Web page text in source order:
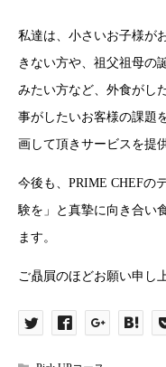
私達は、小さいお子様が
きない方や、祖父祖母の
みたい方など、外食がし
事がしたいお客様の課題
画して頂きサービスを提
今後も、PRIME CHEFの
験を」と真摯に向き合い
ます。
ご贔屓のほどお願い申し